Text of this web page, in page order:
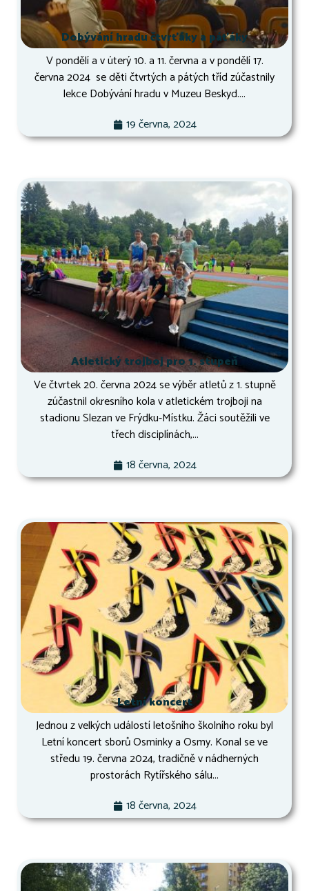
Dobývání hradu čtvrťáky a páťáky
V pondělí a v úterý 10. a 11. června a v pondělí 17.
června 2024 se děti čtvrtých a pátých tříd zúčastnily
lekce Dobývání hradu v Muzeu Beskyd....
19 června, 2024
Atletický trojboj pro 1. stupeň
Ve čtvrtek 20. června 2024 se výběr atletů z 1. stupně
zúčastnil okresního kola v atletickém trojboji na
stadionu Slezan ve Frýdku-Místku. Žáci soutěžili ve
třech disciplínách,...
18 června, 2024
Letní koncert
Jednou z velkých událostí letošního školního roku byl
Letní koncert sborů Osminky a Osmy. Konal se ve
středu 19. června 2024, tradičně v nádherných
prostorách Rytířského sálu...
18 června, 2024